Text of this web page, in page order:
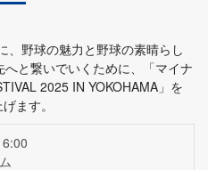
、野球の魅力と野球の素晴らし
と繋いでいくために、「マイナ
2025 IN YOKOHAMA」を
ます。